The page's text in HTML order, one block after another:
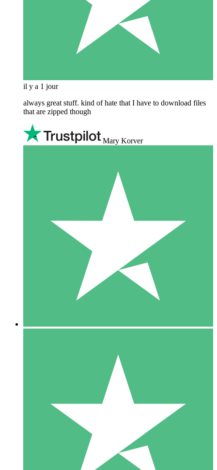
il y a 1 jour
always great stuff. kind of hate that I have to download files
that are zipped though
Mary Korver